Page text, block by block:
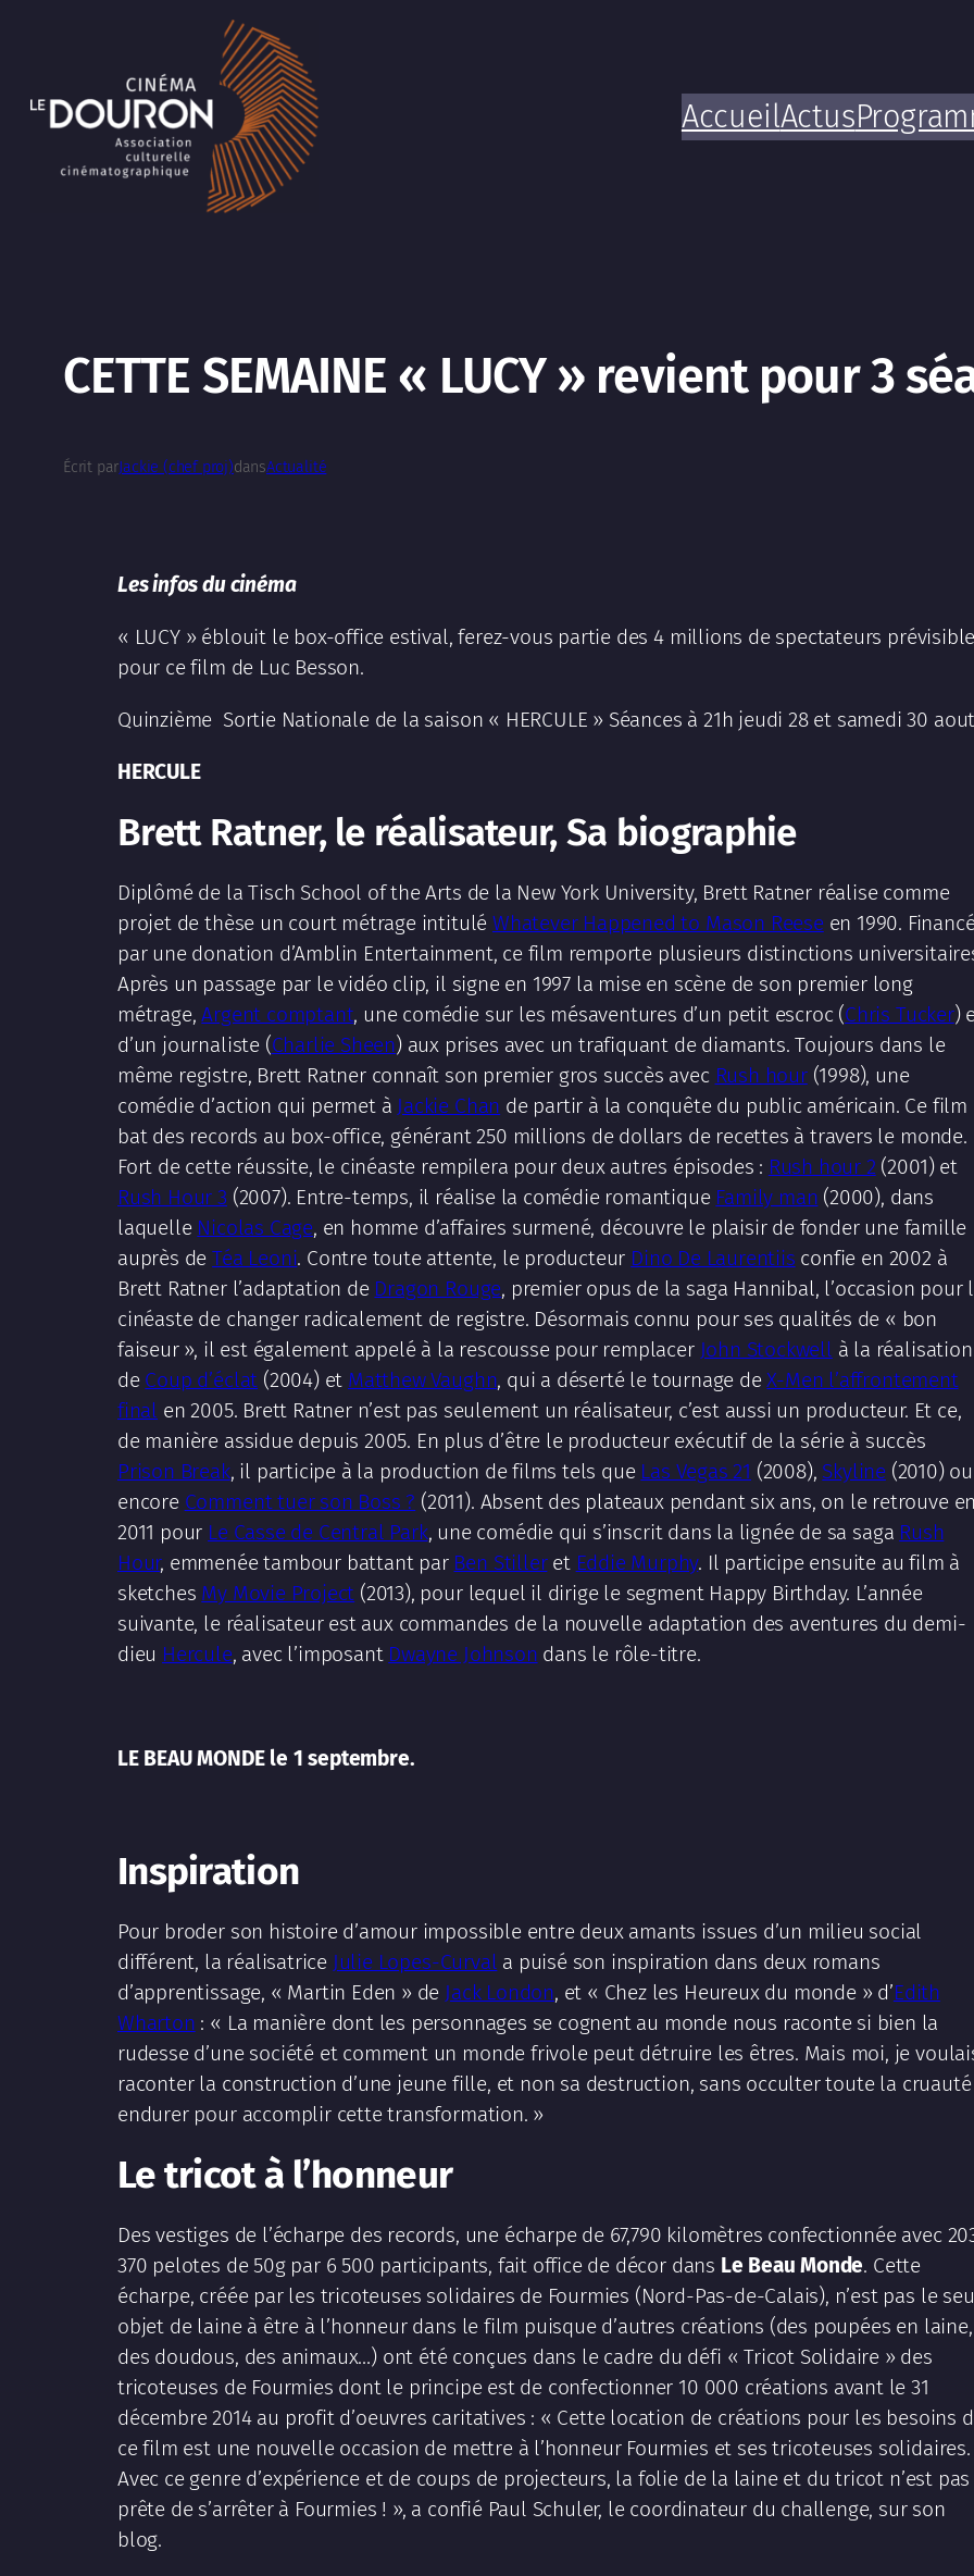
AccueilActus
CETTE SEMAINE « LUCY » revient pour 3
Écrit parJackie (chef proj)dansActualité
Les infos du cinéma
« LUCY » éblouit le box-office estival, ferez-vous partie des 4 millions de spectateurs
pour ce film de Luc Besson.
Quinzième Sortie Nationale de la saison « HERCULE » Séances à 21h jeudi 28 et samedi 30
HERCULE
Brett Ratner, le réalisateur, Sa biographie
Diplômé de la Tisch School of the Arts de la New York University, Brett Ratner réalise comme
projet de thèse un court métrage intitulé Whatever Happened to Mason Reeseen 1990.
par une donation d’Amblin Entertainment, ce film remporte plusieurs distinctions
Après un passage par le vidéo clip, il signe en 1997 la mise en scène de son premier long
métrage,Argent comptant, une comédie sur les mésaventures d’un petit escroc (Chris Tucker)
d’un journaliste (Charlie Sheen) aux prises avec un trafiquant de diamants. Toujours dans le
même registre, Brett Ratner connaît son premier gros succès avec Rush hour(1998), une
comédie d’action qui permet à Jackie Chan de partir à la conquête du public américain. Ce film
bat des records au box-office, générant 250 millions de dollars de recettes à travers le monde.
Fort de cette réussite, le cinéaste rempilera pour deux autres épisodes : Rush hour 2 (2001) et
Rush Hour 3 (2007). Entre-temps, il réalise la comédie romantique Family man (2000), dans
laquelle Nicolas Cage, en homme d’affaires surmené, découvre le plaisir de fonder une famille
auprès deTéa Leoni. Contre toute attente, le producteur Dino De Laurentiis confie en 2002 à
Brett Ratner l’adaptation de Dragon Rouge, premier opus de la saga Hannibal, l’occasion pour
cinéaste de changer radicalement de registre. Désormais connu pour ses qualités de « bon
faiseur », il est également appelé à la rescousse pour remplacer John Stockwell à la réalisation
de Coup d’éclat (2004) et Matthew Vaughn, qui a déserté le tournage deX-Men l’affrontement
final en 2005. Brett Ratner n’est pas seulement un réalisateur, c’est aussi un producteur. Et ce,
de manière assidue depuis 2005. En plus d’être le producteur exécutif de la série à succès
Prison Break, il participe à la production de films tels que Las Vegas 21 (2008), Skyline(2010) ou
encore Comment tuer son Boss ? (2011). Absent des plateaux pendant six ans, on le retrouve
2011 pour Le Casse de Central Park, une comédie qui s’inscrit dans la lignée de sa saga Rush
Hour, emmenée tambour battant par Ben Stilleret Eddie Murphy. Il participe ensuite au film à
sketches My Movie Project (2013), pour lequel il dirige le segment Happy Birthday. L’année
suivante, le réalisateur est aux commandes de la nouvelle adaptation des aventures du demi-
dieu Hercule, avec l’imposant Dwayne Johnson dans le rôle-titre.
LE BEAU MONDE le 1 septembre.
Inspiration
Pour broder son histoire d’amour impossible entre deux amants issues d’un milieu social
différent, la réalisatrice Julie Lopes-Curval a puisé son inspiration dans deux romans
d’apprentissage, « Martin Eden » de Jack London, et « Chez les Heureux du monde » d’Edith
Wharton : « La manière dont les personnages se cognent au monde nous raconte si bien la
rudesse d’une société et comment un monde frivole peut détruire les êtres. Mais moi, je
raconter la construction d’une jeune fille, et non sa destruction, sans occulter toute la
endurer pour accomplir cette transformation. »
Le tricot à l’honneur
Des vestiges de l’écharpe des records, une écharpe de 67,790 kilomètres confectionnée avec
370 pelotes de 50g par 6 500 participants, fait office de décor dans Le Beau Monde. Cette
écharpe, créée par les tricoteuses solidaires de Fourmies (Nord-Pas-de-Calais), n’est pas le
objet de laine à être à l’honneur dans le film puisque d’autres créations (des poupées en laine,
des doudous, des animaux…) ont été conçues dans le cadre du défi « Tricot Solidaire » des
tricoteuses de Fourmies dont le principe est de confectionner 10 000 créations avant le 31
décembre 2014 au profit d’oeuvres caritatives : « Cette location de créations pour les besoins
ce film est une nouvelle occasion de mettre à l’honneur Fourmies et ses tricoteuses solidaires.
Avec ce genre d’expérience et de coups de projecteurs, la folie de la laine et du tricot n’est pas
prête de s’arrêter à Fourmies ! », a confié Paul Schuler, le coordinateur du challenge, sur son
blog.